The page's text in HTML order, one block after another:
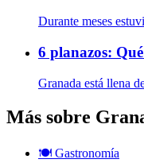
Durante meses
6 planazos:
Granada está llena
Más sobre
🍽️ Gastronomía